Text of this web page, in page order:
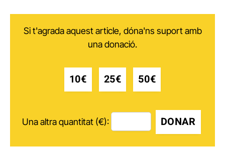
Si t'agrada aquest article, dóna'ns suport amb
una donació.
10€ 25€ 50€
Una altra quantitat (€): DONAR